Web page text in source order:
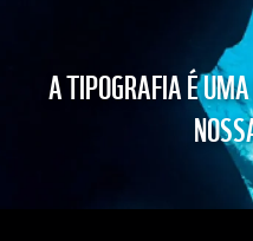
A TIPOGRAFIA É